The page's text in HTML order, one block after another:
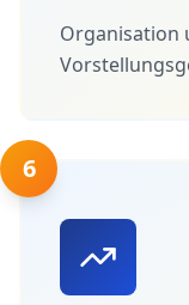
Organisation
6